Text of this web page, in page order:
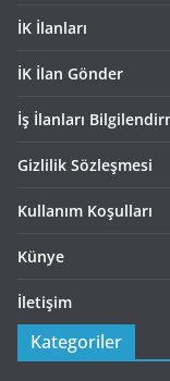
İK İlanları
İK İlan Gönder
İş İlanları
Gizlilik Sözleşmesi
Kullanım Koşulları
Künye
İletişim
Kategoriler